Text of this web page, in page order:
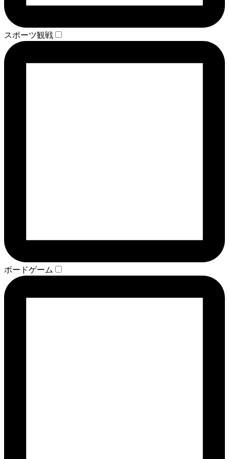
スポーツ観戦
ボードゲーム